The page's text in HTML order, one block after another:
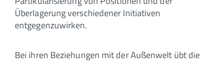
Überlagerung verschiedener Initiativen
entgegenzuwirken.
Bei ihren Beziehungen mit der Außenwelt übt die